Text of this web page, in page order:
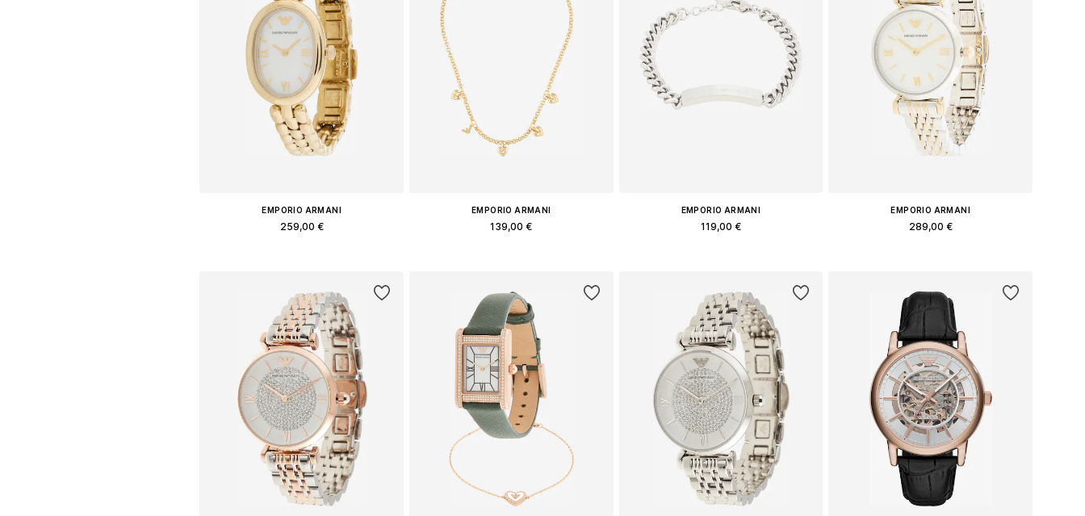
EMPORIO ARMANI
259,00 €
EMPORIO ARMANI
139,00 €
EMPORIO ARMANI
119,00 €
EMPORIO ARMANI
289,00 €